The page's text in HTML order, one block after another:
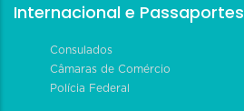
Internacional e Passaportes
Consulados
Câmaras de Comércio
Polícia Federal